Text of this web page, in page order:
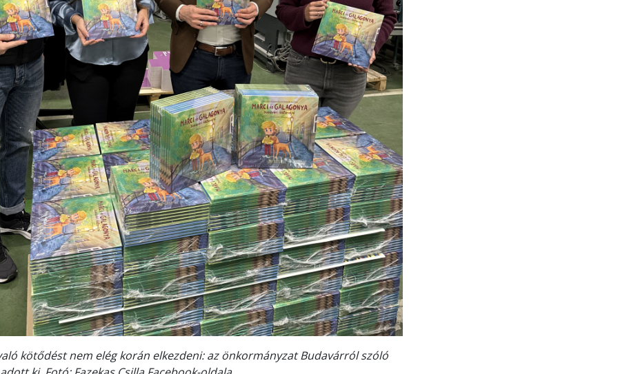
kötődést nem elég korán elkezdeni: az önkormányzat Budavárról szóló